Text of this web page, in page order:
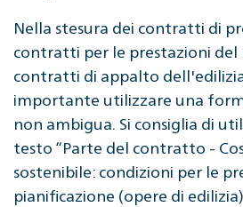
Nella stesura dei contratti di
contratti per le prestazioni
contratti di appalto
importante utilizzare una
non ambigua. Si consiglia di
testo “Parte del contratto -
sostenibile: condizioni per le
pianificazione (opere di